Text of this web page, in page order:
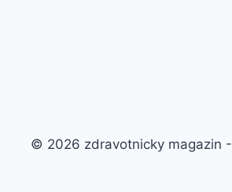
© 2026 zdravotnicky magazin -